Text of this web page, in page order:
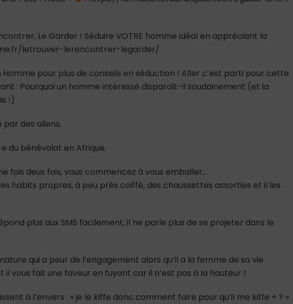
Le Garder ! Séduire VOTRE homme idéal en appréciant la
letrouver-lerencontrer-legarder/
pour plus de conseils en séduction ! Aller c’est parti pour cette
: Pourquoi un homme intéressé disparaît-il soudainement (et la
!)
des aliens.
du bénévolat en Afrique.
fois deux fois, vous commencez à vous emballer…
habits propres, à peu près coiffé, des chaussettes assorties et il les
plus aux SMS facilement, il ne parle plus de se projeter dans le
qui a peur de l’engagement alors qu’il a la femme de sa vie
il vous fait une faveur en fuyant car il n’est pas à la hauteur !
à l’envers : « je le kiffe donc comment faire pour qu’il me kiffe + ? »